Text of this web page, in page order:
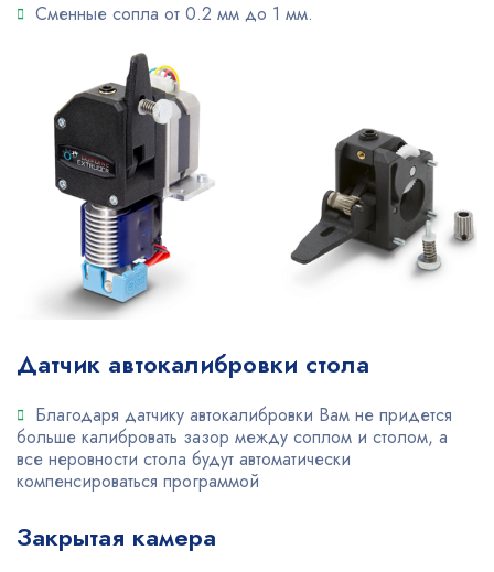
Сменные сопла от 0.2 мм до 1 мм.
Датчик автокалибровки стола
Благодаря датчику автокалибровки Вам не придется
больше калибровать зазор между соплом и столом, а
все неровности стола будут автоматически
компенсироваться программой
Закрытая камера